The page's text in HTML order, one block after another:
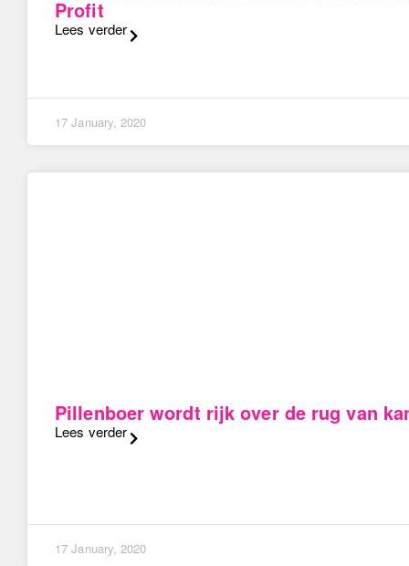
Profit
Lees verder
17 January, 2020
Pillenboer wordt rijk over de rug van
Lees verder
17 January, 2020